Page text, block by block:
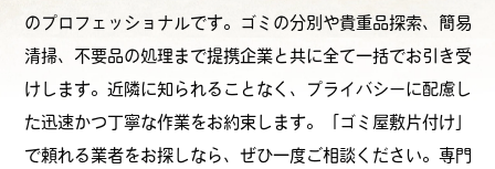
のプロフェッショナルです。ゴミの分別や貴重品探索、簡易
清掃、不要品の処理まで提携企業と共に全て一括でお引き受
けします。近隣に知られることなく、プライバシーに配慮し
た迅速かつ丁寧な作業をお約束します。「ゴミ屋敷片付け」
で頼れる業者をお探しなら、ぜひ一度ご相談ください。専門